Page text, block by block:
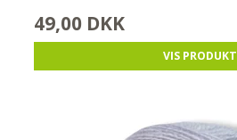
49,00 DKK
VIS PRODUKT